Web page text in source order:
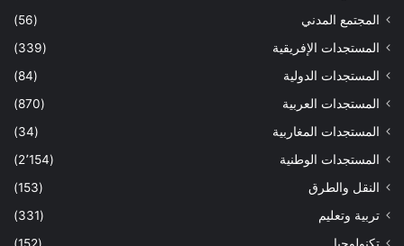
المجتمع المدني
(56)
المستجدات الإفريقية
(339)
المستجدات الدولية
(84)
المستجدات العربية
(870)
المستجدات المغاربية
(34)
المستجدات الوطنية
(2٬154)
النقل والطرق
(153)
تربية وتعليم
(331)
تكنولوجيا
(152)